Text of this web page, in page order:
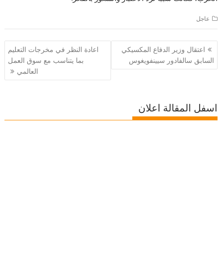
عاجل
تصفّح
المقالات
اعتقال وزير الدفاع المكسيكي
السابق سالفادور سيينفويغوس
اعادة النظر في مخرجات التعليم
بما يتناسب مع سوق العمل
العالمي
اسفل المقالة اعلان